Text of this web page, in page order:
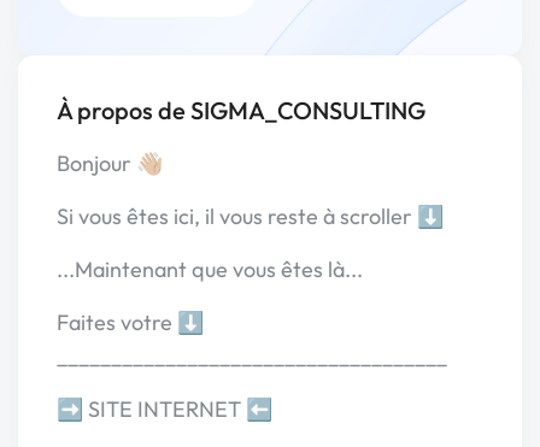
À propos de SIGMA_CONSULTING
Bonjour 👋🏼
Si vous êtes ici, il vous reste à scroller ⬇️
...Maintenant que vous êtes là...
Faites votre ⬇️
➡️ SITE INTERNET ⬅️